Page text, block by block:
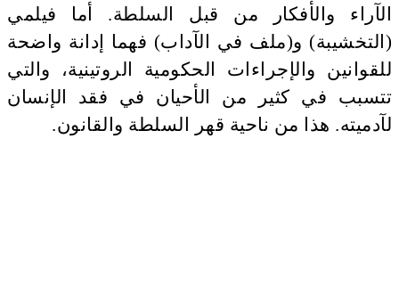
الآراء والأفكار من قبل السلطة. أما فيلمي
(التخشيبة) و(ملف في الآداب) فهما إدانة واضحة
للقوانين والإجراءات الحكومية الروتينية، والتي
تتسبب في كثير من الأحيان في فقد الإنسان
لآدميته. هذا من ناحية قهر السلطة والقانون.